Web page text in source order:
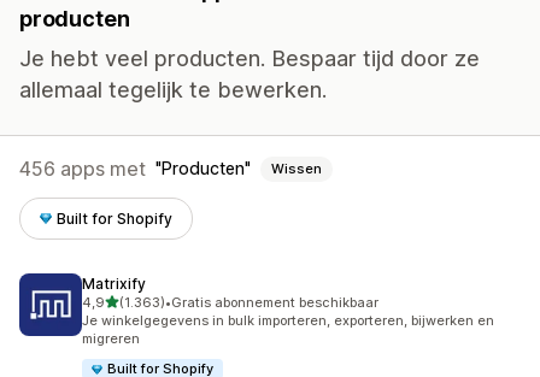
producten
Je hebt veel producten. Bespaar tijd door ze
allemaal tegelijk te bewerken.
456 apps met Producten Wissen
Built for Shopify
Matrixify
4,9van 5 sterren
(1.363)
1363 recensies in totaal
•Gratis abonnement beschikbaar
Je winkelgegevens in bulk importeren, exporteren, bijwerken en
migreren
Built for Shopify